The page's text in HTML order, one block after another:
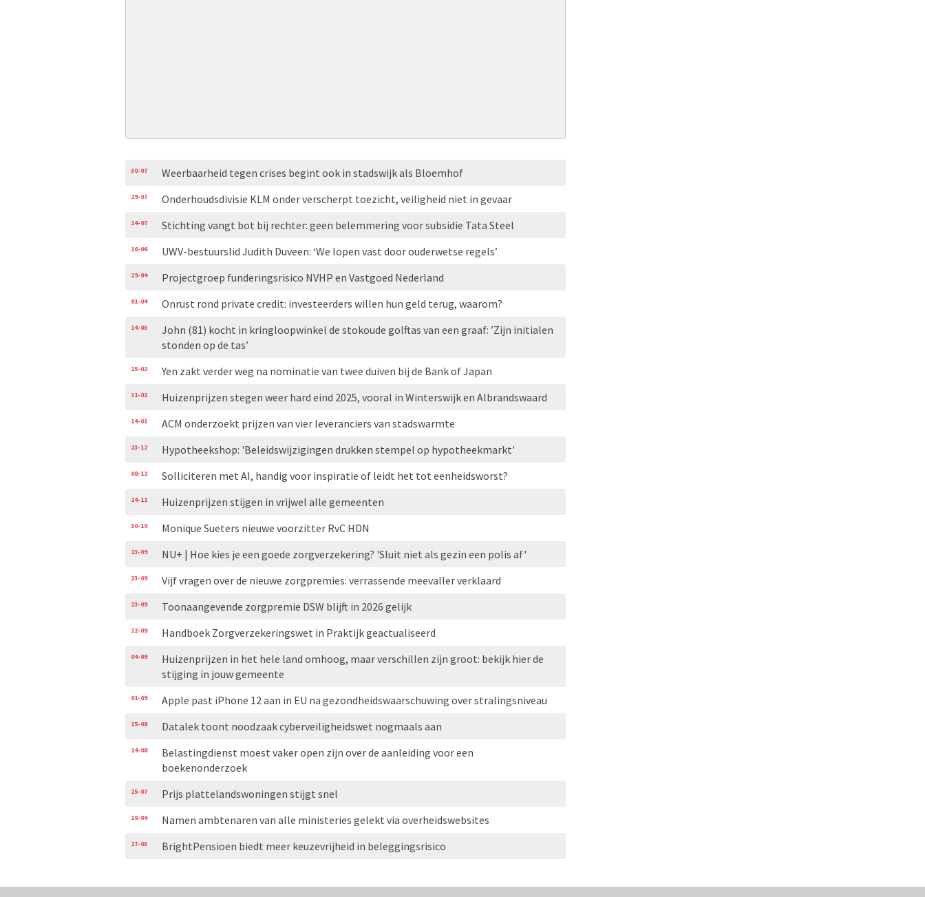
30-07 Weerbaarheid tegen crises begint ook in stadswijk als Bloemhof
29-07 Onderhoudsdivisie KLM onder verscherpt toezicht, veiligheid niet in gevaar
24-07 Stichting vangt bot bij rechter: geen belemmering voor subsidie Tata Steel
16-06 UWV-bestuurslid Judith Duveen: ‘We lopen vast door ouderwetse regels’
29-04 Projectgroep funderingsrisico NVHP en Vastgoed Nederland
01-04 Onrust rond private credit: investeerders willen hun geld terug, waarom?
14-03
John (81) kocht in kringloopwinkel de stokoude golftas van een graaf: ’Zijn initialen
stonden op de tas’
25-02 Yen zakt verder weg na nominatie van twee duiven bij de Bank of Japan
11-02 Huizenprijzen stegen weer hard eind 2025, vooral in Winterswijk en Albrandswaard
14-01 ACM onderzoekt prijzen van vier leveranciers van stadswarmte
23-12 Hypotheekshop: 'Beleidswijzigingen drukken stempel op hypotheekmarkt'
08-12 Solliciteren met AI, handig voor inspiratie of leidt het tot eenheidsworst?
24-11 Huizenprijzen stijgen in vrijwel alle gemeenten
30-10 Monique Sueters nieuwe voorzitter RvC HDN
23-09 NU+ | Hoe kies je een goede zorgverzekering? 'Sluit niet als gezin een polis af'
23-09 Vijf vragen over de nieuwe zorgpremies: verrassende meevaller verklaard
23-09 Toonaangevende zorgpremie DSW blijft in 2026 gelijk
22-09 Handboek Zorgverzekeringswet in Praktijk geactualiseerd
04-09
Huizenprijzen in het hele land omhoog, maar verschillen zijn groot: bekijk hier de
stijging in jouw gemeente
01-09 Apple past iPhone 12 aan in EU na gezondheidswaarschuwing over stralingsniveau
15-08 Datalek toont noodzaak cyberveiligheidswet nogmaals aan
14-08
Belastingdienst moest vaker open zijn over de aanleiding voor een
boekenonderzoek
25-07 Prijs plattelandswoningen stijgt snel
18-04 Namen ambtenaren van alle ministeries gelekt via overheidswebsites
27-03 BrightPensioen biedt meer keuzevrijheid in beleggingsrisico